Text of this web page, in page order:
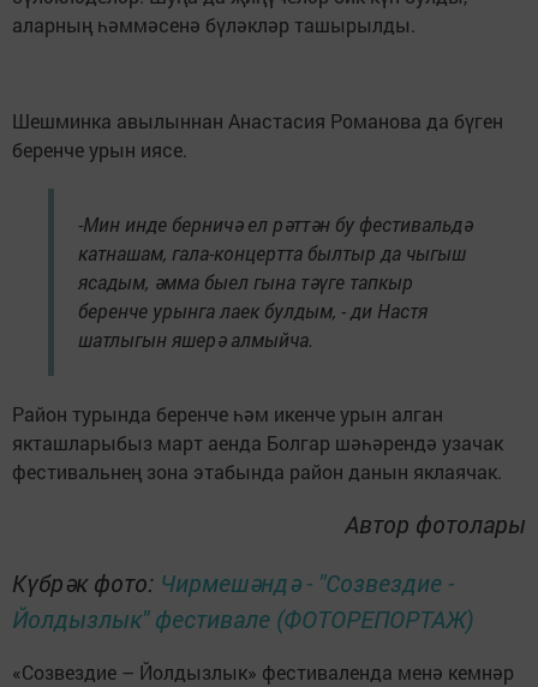
аларның һәммәсенә бүләкләр ташырылды.
Шешминка авылыннан Анастасия Романова да бүген
беренче урын иясе.
-Мин инде берничә ел рәттән бу фестивальдә
катнашам, гала-концертта былтыр да чыгыш
ясадым, әмма быел гына тәүге тапкыр
беренче урынга лаек булдым, - ди Настя
шатлыгын яшерә алмыйча.
Район турында беренче һәм икенче урын алган
якташларыбыз март аенда Болгар шәһәрендә узачак
фестивальнең зона этабында район данын яклаячак.
Автор фотолары
Күбрәк фото: Чирмешәндә - "Созвездие -
Йолдызлык" фестивале (ФОТОРЕПОРТАЖ)
«Созвездие – Йолдызлык» фестиваленда менә кемнәр